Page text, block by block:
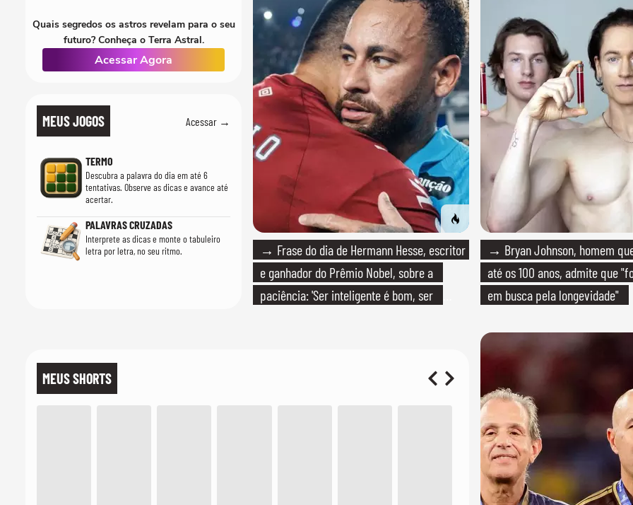
MEUS JOGOS Acessar →
TERMO
Descubra a palavra do dia em até 6
tentativas. Observe as dicas e avance até
acertar.
PALAVRAS CRUZADAS
Interprete as dicas e monte o tabuleiro
letra por letra, no seu ritmo.
→ Frase do dia de Hermann Hesse, escritor
e ganhador do Prêmio Nobel, sobre a
paciência: 'Ser inteligente é bom, ser
→ Bryan Johnson, homem
até os 100 anos, admite que
em busca pela longevidade"
MEUS SHORTS
Quais segredos os astros revelam para o seu
futuro? Conheça o Terra Astral.
Acessar Agora